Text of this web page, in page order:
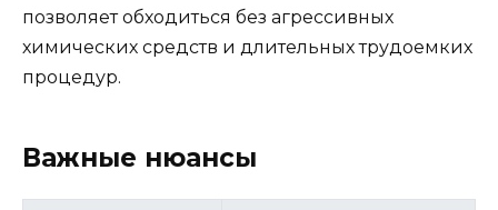
позволяет обходиться без агрессивных
химических средств и длительных трудоемких
процедур.
Важные нюансы